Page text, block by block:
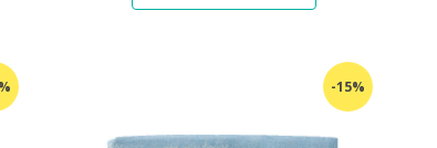
-15%